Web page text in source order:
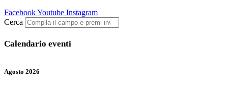
FacebookYoutube Instagram
Cerca
Calendario eventi
Agosto 2026